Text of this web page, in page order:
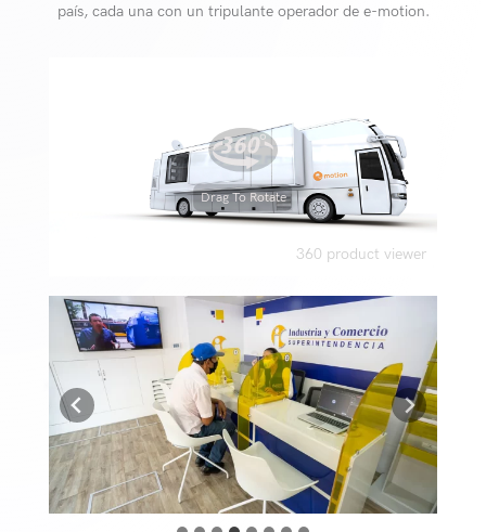
país, cada una con un tripulante operador de e-motion.
360 product viewer
Drag To Rotate